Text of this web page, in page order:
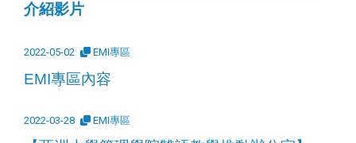
介紹影片
2022-05-02 EMI專區
EMI專區內容
2022-03-28 EMI專區